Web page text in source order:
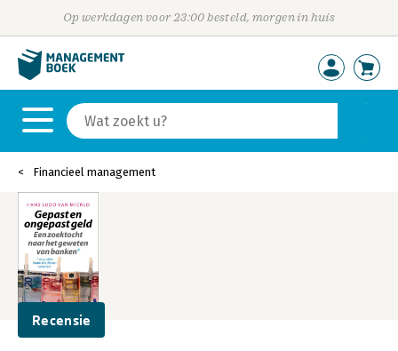
Op werkdagen voor 23:00 besteld, morgen in huis
Financieel management
Recensie